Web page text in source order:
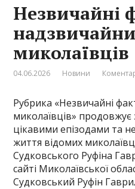
Незвичайні
миколаївців
04.06.2026 Новини
Рубрика «Незвичайні
миколаївців» продовжує
цікавими епізодами та
життя відомих
Судковського Руфiна
сайті Миколаївської
Судковський Руфiн